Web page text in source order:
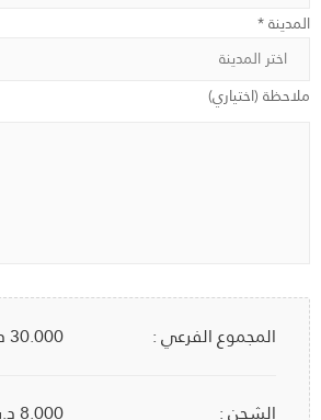
المدينة *
ملاحظة (اختياري)
المجموع الفرعي : 30.000
الشحن : 8.000 د.ت